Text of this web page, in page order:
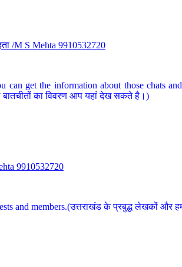
/M S Mehta 9910532720
get the information about those chats
बातचीतों का विवरण आप यहां देख सकते है।)
9910532720
and members.(उत्तराखंड के प्रबुद्ध लेखकों और